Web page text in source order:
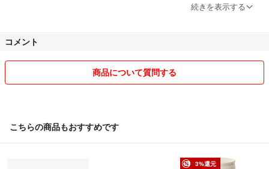
ご購入後の変更・キャンセルはお受けできません。
不具合がございましたら、必ず評価前にご連絡ください。
【価格について】
お値下げのご相談はご遠慮ください。
続きを表示する
コメント
商品について質問する
こちらの商品もおすすめです
3%還元